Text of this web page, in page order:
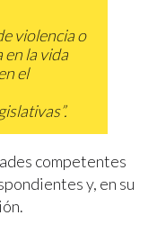
violencia o
en la vida
el
competentes
y, en su